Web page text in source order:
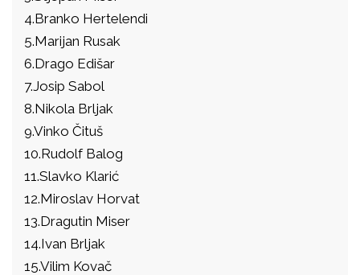
4.Branko Hertelendi
5.Marijan Rusak
6.Drago Edišar
7.Josip Sabol
8.Nikola Brljak
9.Vinko Čituš
10.Rudolf Balog
11.Slavko Klarić
12.Miroslav Horvat
13.Dragutin Miser
14.Ivan Brljak
15.Vilim Kovač